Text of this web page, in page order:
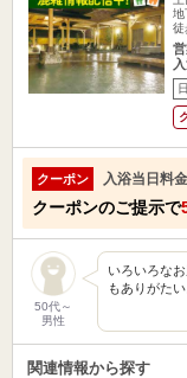
地
徒
クーポン 入浴当日料
クーポンのご提示で
50代～
男性
いろいろな
もありがたい
関連情報から探す